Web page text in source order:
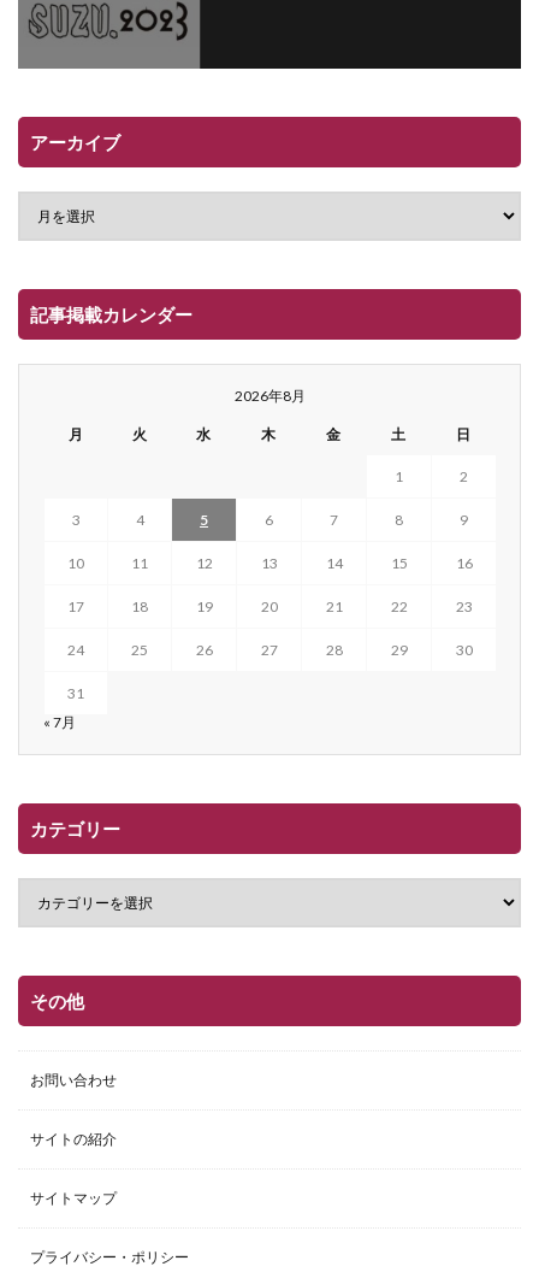
アーカイブ
記事掲載カレンダー
2026年8月
月 火 水 木 金 土 日
1 2
3 4 5 6 7 8 9
10 11 12 13 14 15 16
17 18 19 20 21 22 23
24 25 26 27 28 29 30
31
« 7月
カテゴリー
その他
お問い合わせ
サイトの紹介
サイトマップ
プライバシー・ポリシー